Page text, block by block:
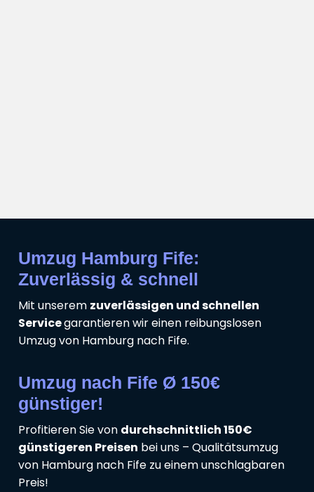
Umzug Hamburg Fife:
Zuverlässig & schnell
Mit unserem zuverlässigen und schnellen
Servicegarantieren wir einen reibungslosen
Umzug von Hamburg nach Fife.
Umzug nach Fife Ø 150€
günstiger!
Profitieren Sie von durchschnittlich 150€
günstigeren Preisen bei uns – Qualitätsumzug
von Hamburg nach Fife zu einem unschlagbaren
Preis!